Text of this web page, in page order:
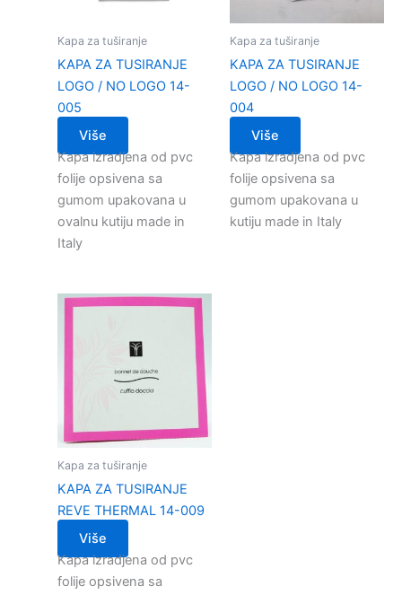
Kapa za tuširanje
KAPA ZA TUSIRANJE
LOGO / NO LOGO 14-
005
Više
Kapa izradjena od pvc
folije opsivena sa
gumom upakovana u
ovalnu kutiju made in
Italy
Kapa za tuširanje
KAPA ZA TUSIRANJE
LOGO / NO LOGO 14-
004
Više
Kapa izradjena od pvc
folije opsivena sa
gumom upakovana u
kutiju made in Italy
Kapa za tuširanje
KAPA ZA TUSIRANJE
REVE THERMAL 14-009
Više
Kapa izradjena od pvc
folije opsivena sa